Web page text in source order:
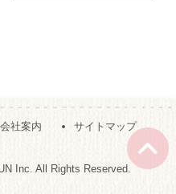
会社案内 サイトマップ
Inc. All Rights Reserved.